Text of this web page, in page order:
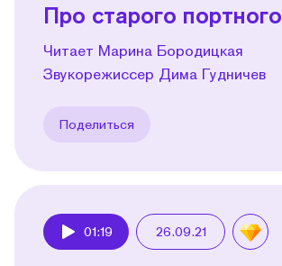
Про старого портного
Читает Марина Бородицкая
Звукорежиссер Дима Гудничев
Поделиться
01:19 26.09.21